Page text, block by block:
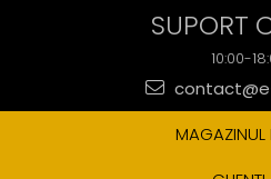
SUPORT
10:00-
MAGAZINUL